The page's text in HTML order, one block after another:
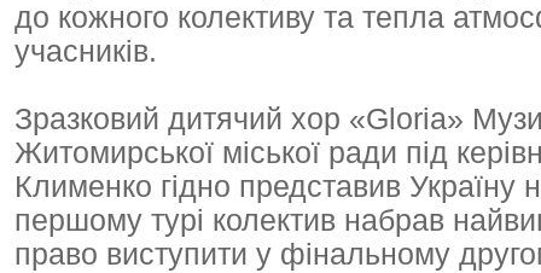
до кожного колективу та тепла
учасників.
Зразковий дитячий хор «Gloria»
Житомирської міської ради під
Клименко гідно представив
першому турі колектив набрав
право виступити у фінальному